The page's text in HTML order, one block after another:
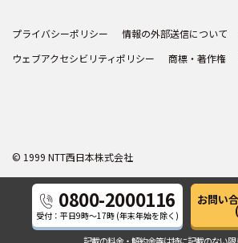
プライバシーポリシー 情報の外部送信について
ウェブアクセシビリティポリシー
商標・著作権
© 1999 NTT西日本株式会社
0800-2000116
受付：平日9時～17時 (年末年始を除く)
お問い